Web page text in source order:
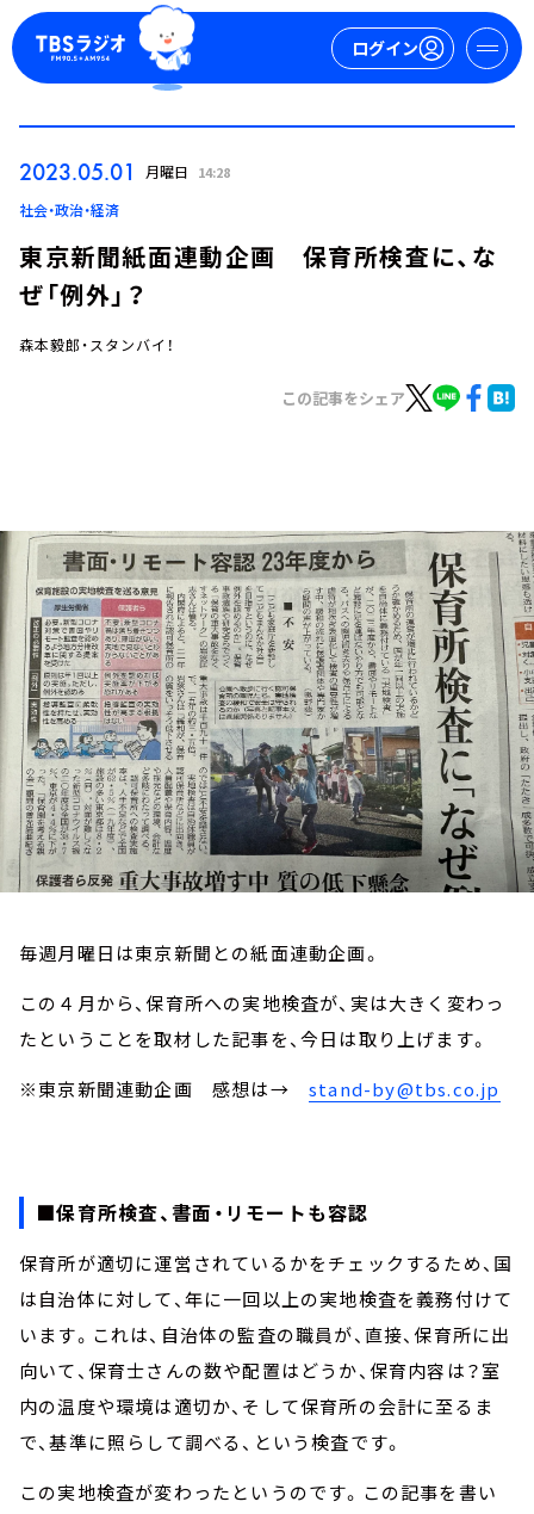
ログイン
お知らせ
イベント・グッズ
YouTube
会社情報
2023.05.01 月曜日 14:28
社会・政治・経済
東京新聞紙面連動企画 保育所検査に、な
ぜ「例外」？
森本毅郎・スタンバイ！
この記事をシェア
毎週月曜日は東京新聞との紙面連動企画。
この４月から、保育所への実地検査が、実は大きく変わっ
たということを取材した記事を、今日は取り上げます。
※東京新聞連動企画 感想は→ stand-by@tbs.co.jp
■保育所検査、書面・リモートも容認
保育所が適切に運営されているかをチェックするため、国
は自治体に対して、年に一回以上の実地検査を義務付けて
います。これは、自治体の監査の職員が、直接、保育所に出
向いて、保育士さんの数や配置はどうか、保育内容は？室
内の温度や環境は適切か、そして保育所の会計に至るま
で、基準に照らして調べる、という検査です。
この実地検査が変わったというのです。この記事を書い